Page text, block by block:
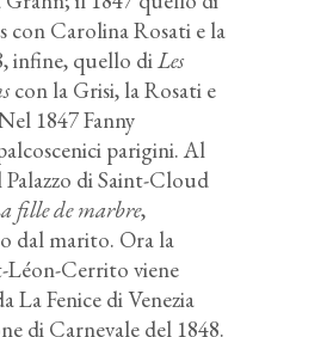
con Carolina Rosati e la
infine, quello diLes
con la Grisi, la Rosati e
1847 Fanny
parigini. Al
di Saint-Cloud
fille de marbre,
dal marito. Ora la
Léon-Cerrito viene
La Fenice di Venezia
di Carnevale del 1848.